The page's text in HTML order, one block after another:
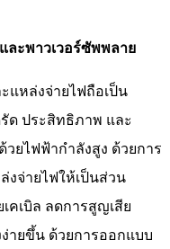
ละพาวเวอร์ซัพพลาย
แหล่งจ่ายไฟถือเป็น
ด ประสิทธิภาพ และ
ยไฟฟ้ากำลังสูง ด้วยการ
งจ่ายไฟให้เป็นส่วน
คเบิล ลดการสูญเสีย
ายขึ้น ด้วยการออกแบบ